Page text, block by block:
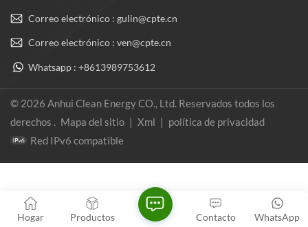
Correo electrónico : gulin@cpte.cn
Correo electrónico : ven@cpte.cn
Whatsapp : +8613989753612
© 2026 Anhui Clean Energy CO., Ltd. Reservados todos los
derechos . Mapa del sitio Xml
política de privacidad
Red IPv6 compatible
Hogar Productos WhatsApp
Contacto